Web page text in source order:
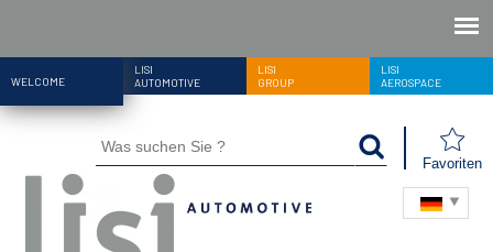
WELCOME
LISI
AUTOMOTIVE
LISI
GROUP
LISI
AEROSPACE
Favoriten